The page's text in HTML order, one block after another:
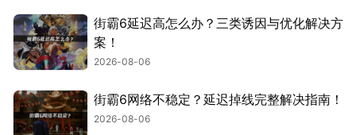
街霸6延迟高怎么办？三类诱因与优化解决方
案！
2026-08-06
街霸6网络不稳定？延迟掉线完整解决指南！
2026-08-06